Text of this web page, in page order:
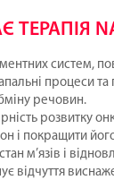
ТЕРАПІЯ
систем,
процеси
речовин.
розвитку
і покращити його
м’язів і
відчуття